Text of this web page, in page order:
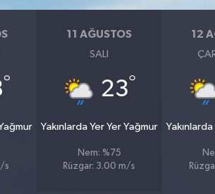
°
s
11 AĞUSTOS
SALI
23°
Yakınlarda Yer Yer Yağmur
Nem: %75
Rüzgar: 3.00 m/s
12